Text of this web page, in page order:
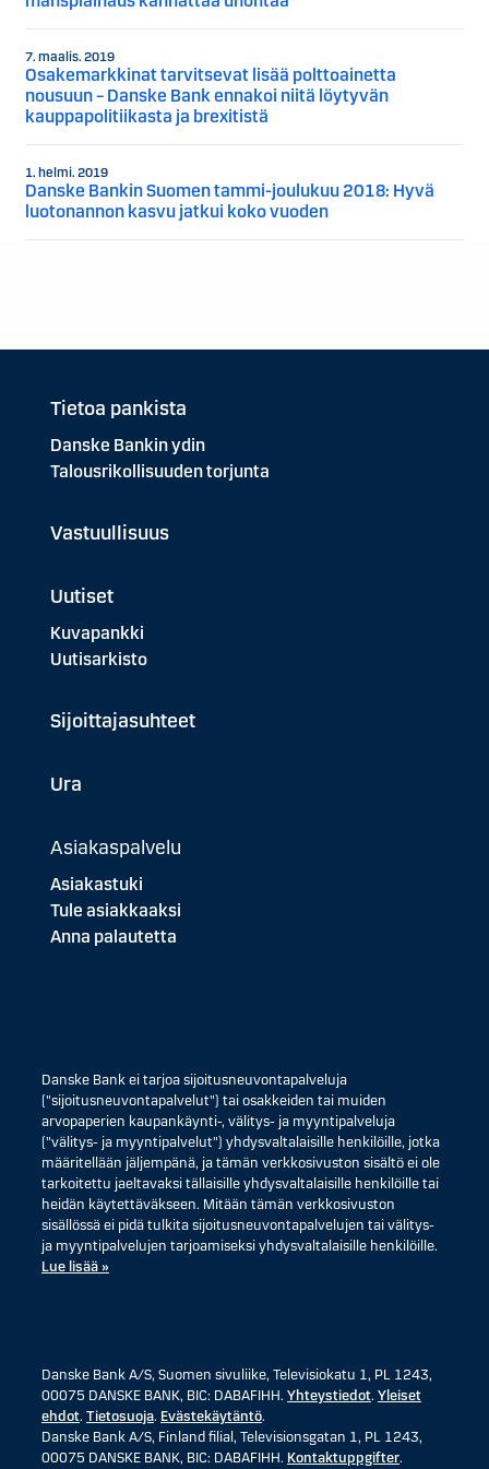
7. maalis. 2019
Osakemarkkinat tarvitsevat lisää polttoainetta
nousuun – Danske Bank ennakoi niitä löytyvän
kauppapolitiikasta ja brexitistä
1. helmi. 2019
Danske Bankin Suomen tammi-joulukuu 2018: Hyvä
luotonannon kasvu jatkui koko vuoden
Tietoa pankista
Danske Bankin ydin
Talousrikollisuuden torjunta
Vastuullisuus
Uutiset
Kuvapankki
Uutisarkisto
Sijoittajasuhteet
Ura
Asiakaspalvelu
Asiakastuki
Tule asiakkaaksi
Anna palautetta
Danske Bank ei tarjoa sijoitusneuvontapalveluja
("sijoitusneuvontapalvelut") tai osakkeiden tai muiden
arvopaperien kaupankäynti-, välitys- ja myyntipalveluja
("välitys- ja myyntipalvelut") yhdysvaltalaisille henkilöille, jotka
määritellään jäljempänä, ja tämän verkkosivuston sisältö ei ole
tarkoitettu jaeltavaksi tällaisille yhdysvaltalaisille henkilöille tai
heidän käytettäväkseen. Mitään tämän verkkosivuston
sisällössä ei pidä tulkita sijoitusneuvontapalvelujen tai välitys-
ja myyntipalvelujen tarjoamiseksi yhdysvaltalaisille henkilöille.
Lue lisää »
Danske Bank A/S, Suomen sivuliike, Televisiokatu 1, PL 1243,
00075 DANSKE BANK, BIC: DABAFIHH. Yhteystiedot. Yleiset
ehdot. Tietosuoja. Evästekäytäntö.
Danske Bank A/S, Finland filial, Televisionsgatan 1, PL 1243,
00075 DANSKE BANK, BIC: DABAFIHH. Kontaktuppgifter.